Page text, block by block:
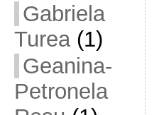
Gabriela
Turea(1)
Geanina-
Petronela